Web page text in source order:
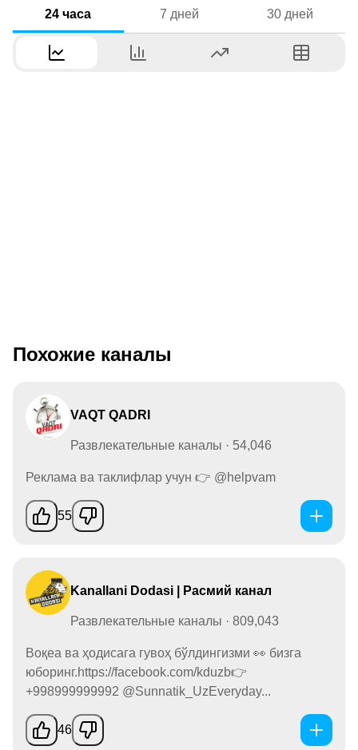
24 часа 7 дней 30 дней
Похожие каналы
VAQT QADRI
Развлекательные каналы · 54,046
Реклама ва таклифлар учун 👉 @helpvam
55
Kanallani Dodasi | Расмий канал
Развлекательные каналы · 809,043
Воқеа ва ҳодисага гувоҳ бўлдингизми 👀 бизга
юборинг.https://facebook.com/kduzb👉
+998999999992 @Sunnatik_UzEveryday...
46